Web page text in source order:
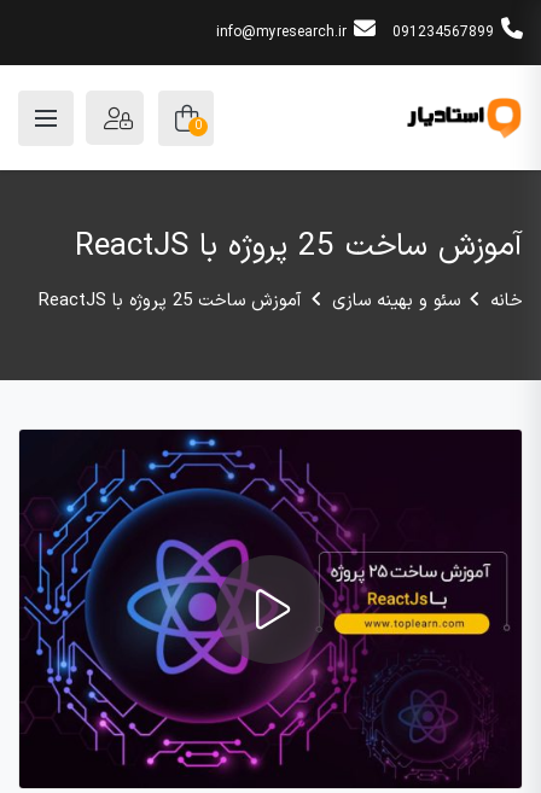
091234567899
info@myresearch.ir
0
آموزش ساخت 25 پروژه با ReactJS
خانه سئو و بهینه سازی آموزش ساخت 25 پروژه با ReactJS